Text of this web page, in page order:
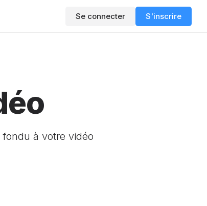
Se connecter S'inscrire
à votre vidéo